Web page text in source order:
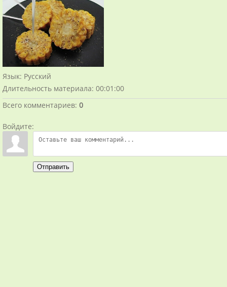
Язык: Русский
Длительность материала: 00:01:00
Всего комментариев: 0
Войдите:
Отправить